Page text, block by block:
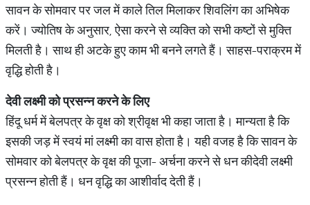
सावन के सोमवार पर जल में काले तिल मिलाकर शिवलिंग का अभिषेक
करें। ज्योतिष के अनुसार, ऐसा करने से व्यक्ति को सभी कष्टों से मुक्ति
मिलती है। साथ ही अटके हुए काम भी बनने लगते हैं। साहस-पराक्रम में
वृद्धि होती है।
देवी लक्ष्मी को प्रसन्न करने के लिए
हिंदू धर्म में बेलपत्र के वृक्ष को श्रीवृक्ष भी कहा जाता है। मान्यता है कि
इसकी जड़ में स्वयं मां लक्ष्मी का वास होता है। यही वजह है कि सावन के
सोमवार को बेलपत्र के वृक्ष की पूजा-अर्चना करने से धन कीदेवी लक्ष्मी
प्रसन्न होती हैं। धन वृद्धि का आशीर्वाद देती हैं।